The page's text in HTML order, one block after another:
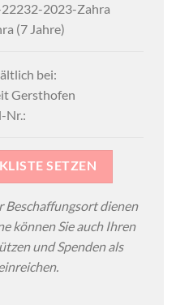
2023-Zahra
(7 Jahre)
bei:
Gersthofen
Nr.:
SETZEN
dienen
können Sie auch Ihren
und Spenden als